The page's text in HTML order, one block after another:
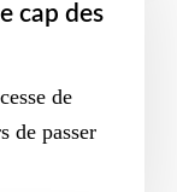
cap des
de
de passer